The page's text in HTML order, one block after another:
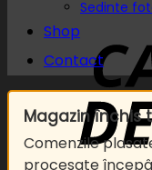
Sedinte
Shop
Contact
Magazin închis
Comenzile
procesate